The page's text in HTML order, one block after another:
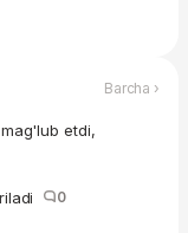
Barcha ›
etdi,
0